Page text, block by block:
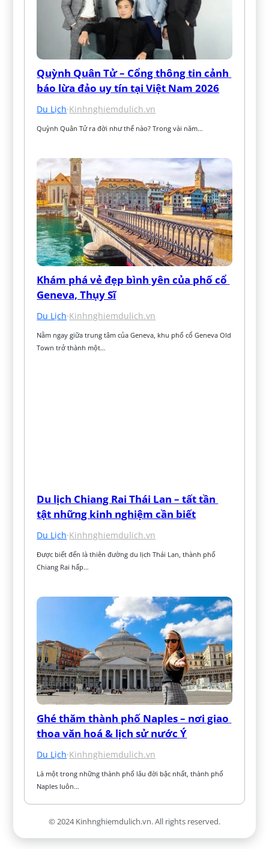
Quỳnh Quân Tử – Cổng thông tin cảnh
báo lừa đảo uy tín tại Việt Nam 2026
Du Lịch·Kinhnghiemdulich.vn
Quỳnh Quân Tử ra đời như thế nào? Trong vài năm…
Khám phá vẻ đẹp bình yên của phố cổ
Geneva, Thụy Sĩ
Du Lịch·Kinhnghiemdulich.vn
Nằm ngay giữa trung tâm của Geneva, khu phố cổ Geneva Old
Town trở thành một…
Du lịch Chiang Rai Thái Lan – tất tần
tật những kinh nghiệm cần biết
Du Lịch·Kinhnghiemdulich.vn
Được biết đến là thiên đường du lịch Thái Lan, thành phố
Chiang Rai hấp…
Ghé thăm thành phố Naples – nơi giao
thoa văn hoá & lịch sử nước Ý
Du Lịch·Kinhnghiemdulich.vn
Là một trong những thành phố lâu đời bậc nhất, thành phố
Naples luôn…
© 2024 Kinhnghiemdulich.vn. All rights reserved.